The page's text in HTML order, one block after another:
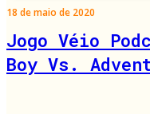
18 de maio de 2020
Jogo Véio
Boy Vs.